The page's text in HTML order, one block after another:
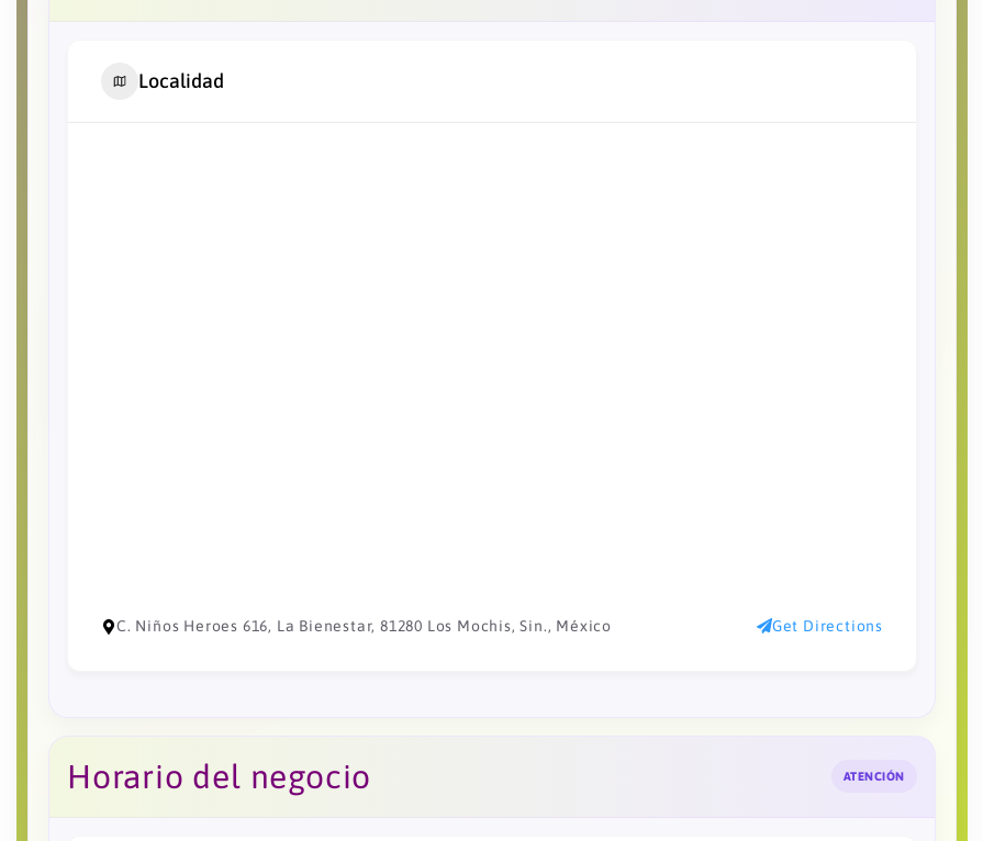
Localidad
C. Niños Heroes 616, La Bienestar, 81280 Los Mochis, Sin., México Get Directions
Horario del negocio ATENCIÓN